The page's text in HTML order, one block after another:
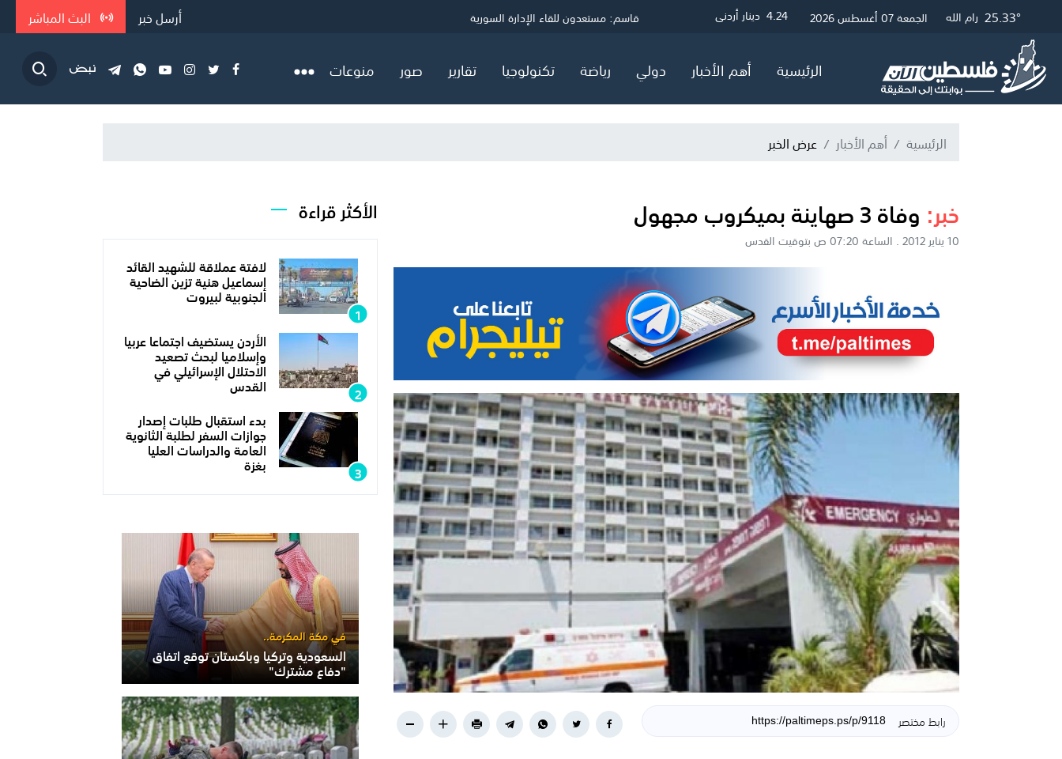
28.87° غزة 25.57° القدس 25.33° رام الله الجمعة 07 أغسطس 2026 3.01 دولار أمريكي 4.05 جنيه إسترليني 4.24 دينار أردني توضيح مهم صادر عن هيئة البترول في قطاع غزة
السعودية وتركيا وباكستان توقع اتفاق "دفاع مشترك"
قاسم: مستعدون للقاء الإدارة السورية أرسل خبر البث المباشر
الرئيسية أهم الأخبار دولي رياضة تكنولوجيا تقارير صور منوعات
الرئيسية أهم الأخبار عرض الخبر
خبر: وفاة 3 صهاينة بميكروب مجهول
10 يناير 2012 . الساعة 07:20 ص بتوقيت القدس
رابط مختصر
الأكثر قراءة
لافتة عملاقة للشهيد القائد
إسماعيل هنية تزين الضاحية
الجنوبية لبيروت
الأردن يستضيف اجتماعا عربيا
وإسلاميا لبحث تصعيد
الاحتلال الإسرائيلي في
القدس
بدء استقبال طلبات إصدار
جوازات السفر لطلبة الثانوية
العامة والدراسات العليا
بغزة
في مكة المكرمة..
السعودية وتركيا وباكستان توقع اتفاق
"دفاع مشترك"